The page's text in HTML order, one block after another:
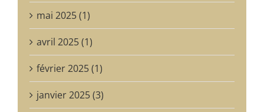
mai 2025 (1)
avril 2025 (1)
février 2025 (1)
janvier 2025 (3)